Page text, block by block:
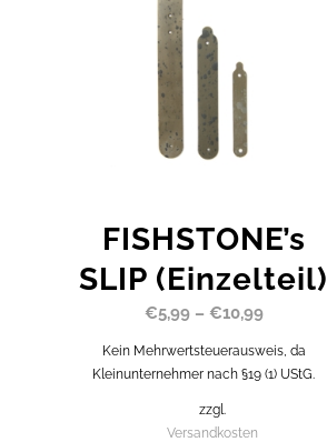
FISHSTONE’s
SLIP (Einzelteil)
€5,99– €10,99
Kein Mehrwertsteuerausweis, da
Kleinunternehmer nach §19 (1) UStG.
zzgl.
Versandkosten